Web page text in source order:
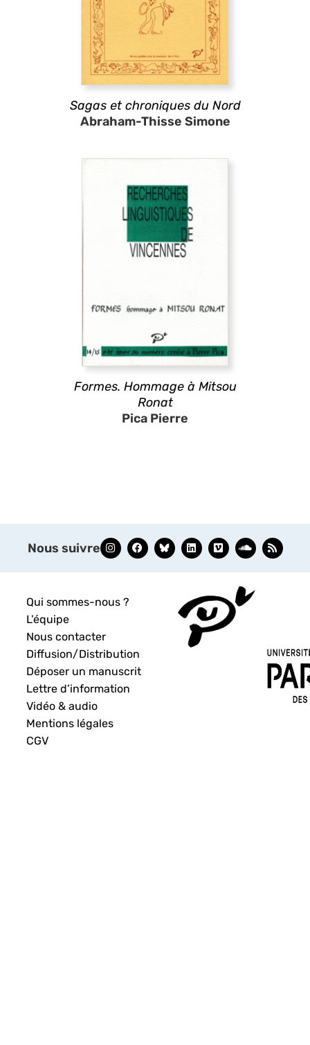
Sagas et chroniques du Nord
Abraham-Thisse Simone
Formes. Hommage à Mitsou
Ronat
Pica Pierre
Nous suivre
Qui sommes-nous ?
L’équipe
Nous contacter
Diffusion/Distribution
Déposer un manuscrit
Lettre d’information
Vidéo & audio
Mentions légales
CGV